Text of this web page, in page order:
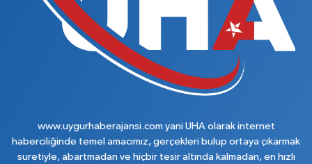
www.uygurhaberajansi.com yani UHA olarak internet
haberciliğinde temel amacımız, gerçekleri bulup ortaya çıkarmak
suretiyle, abartmadan ve hiçbir tesir altında kalmadan, en hızlı